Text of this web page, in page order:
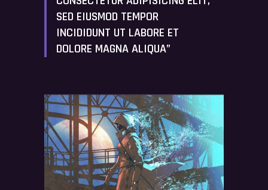
SED EIUSMOD TEMPOR
INCIDIDUNT UT LABORE ET
DOLORE MAGNA ALIQUA”